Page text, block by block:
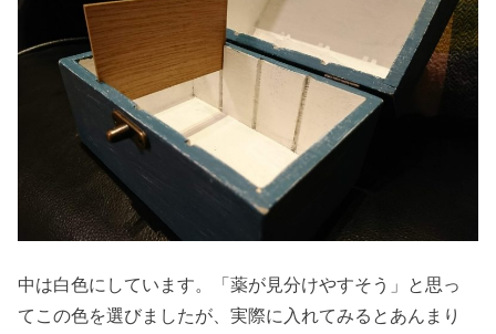
中は白色にしています。「薬が見分けやすそう」と思っ
てこの色を選びましたが、実際に入れてみるとあんまり